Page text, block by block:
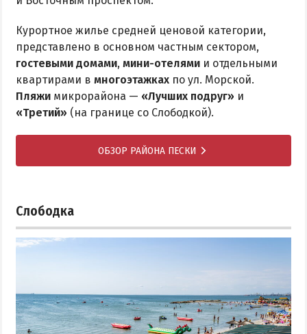
Курортное жилье средней ценовой категории,
представлено в основном частным сектором,
гостевыми домами, мини-отелями и отдельными
квартирами в многоэтажках по ул. Морской.
Пляжи микрорайона — «Лучших подруг» и
«Третий» (на границе со Слободкой).
ОБЗОР РАЙОНА ПЕСКИ
Слободка